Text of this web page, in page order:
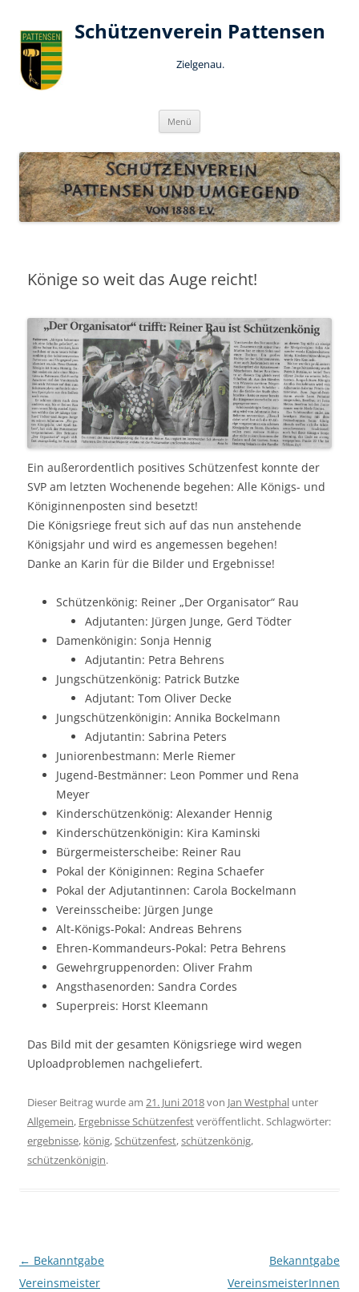
Schützenverein Pattensen
Zielgenau.
Menü
Könige so weit das Auge reicht!
Ein außerordentlich positives Schützenfest konnte der
SVP am letzten Wochenende begehen: Alle Königs- und
Königinnenposten sind besetzt!
Die Königsriege freut sich auf das nun anstehende
Königsjahr und wird es angemessen begehen!
Danke an Karin für die Bilder und Ergebnisse!
Schützenkönig: Reiner „Der Organisator“ Rau
Adjutanten: Jürgen Junge, Gerd Tödter
Damenkönigin: Sonja Hennig
Adjutantin: Petra Behrens
Jungschützenkönig: Patrick Butzke
Adjutant: Tom Oliver Decke
Jungschützenkönigin: Annika Bockelmann
Adjutantin: Sabrina Peters
Juniorenbestmann: Merle Riemer
Jugend-Bestmänner: Leon Pommer und Rena
Meyer
Kinderschützenkönig: Alexander Hennig
Kinderschützenkönigin: Kira Kaminski
Bürgermeisterscheibe: Reiner Rau
Pokal der Königinnen: Regina Schaefer
Pokal der Adjutantinnen: Carola Bockelmann
Vereinsscheibe: Jürgen Junge
Alt-Königs-Pokal: Andreas Behrens
Ehren-Kommandeurs-Pokal: Petra Behrens
Gewehrgruppenorden: Oliver Frahm
Angsthasenorden: Sandra Cordes
Superpreis: Horst Kleemann
Das Bild mit der gesamten Königsriege wird wegen
Uploadproblemen nachgeliefert.
Dieser Beitrag wurde am 21. Juni 2018von Jan Westphal unter
Allgemein, Ergebnisse Schützenfestveröffentlicht. Schlagwörter:
ergebnisse, könig,Schützenfest,schützenkönig,
schützenkönigin.
Beitragsnavigation
← Bekanntgabe
Vereinsmeister
Bekanntgabe
VereinsmeisterInnen